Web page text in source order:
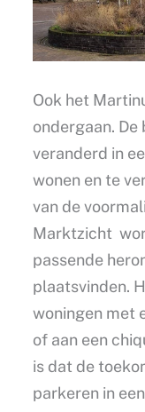
Ook het
ondergaan.
veranderd in
wonen en te
van de
Marktzicht
passende
plaatsvinden.
woningen met
of aan een
is dat de
parkeren in